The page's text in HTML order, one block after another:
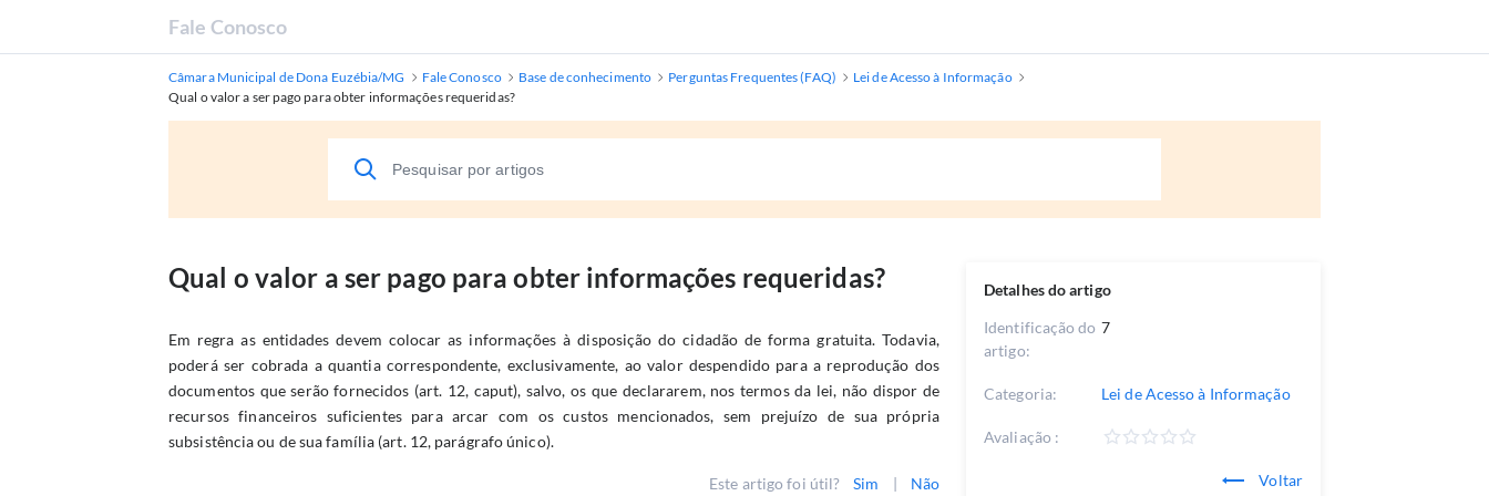
Fale Conosco
Câmara Municipal de Dona Euzébia/MG Fale Conosco Base de conhecimento Perguntas Frequentes (FAQ)
Lei de Acesso à Informação
Qual o valor a ser pago para obter informações requeridas?
Qual o valor a ser pago para obter informações requeridas?
Em regra as entidades devem colocar as informações à disposição do cidadão de forma gratuita. Todavia,
poderá ser cobrada a quantia correspondente, exclusivamente, ao valor despendido para a reprodução dos
documentos que serão fornecidos (art. 12, caput), salvo, os que declararem, nos termos da lei, não dispor de
recursos financeiros suficientes para arcar com os custos mencionados, sem prejuízo de sua própria
subsistência ou de sua família (art. 12, parágrafo único).
Este artigo foi útil? Sim | Não
Detalhes do artigo
Identificação do
artigo:
7
Categoria: Lei de Acesso à Informação
Avaliação :
Voltar